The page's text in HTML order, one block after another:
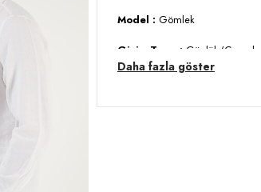
Model : Gömlek
Giyim Tarzı : Günlük/Casual
Materyal :% 100 Pamuk
Daha fazla göster